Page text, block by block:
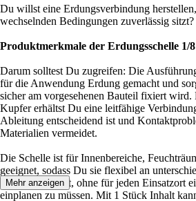
Du willst eine Erdungsverbindung
wechselnden Bedingungen zuverlässig sitzt?
Produktmerkmale der Erdungsschelle 1/
Darum solltest Du zugreifen: Die
für die Anwendung Erdung gemacht und
sicher am vorgesehenen Bauteil fixiert wird.
Kupfer erhältst Du eine leitfähige
Ableitung entscheidend ist und
Materialien vermeidet.
Die Schelle ist für Innenbereiche,
geeignet, sodass Du sie flexibel an
einsetzen kannst, ohne für jeden Einsatzort
einplanen zu müssen. Mit 1 Stück Inhalt
Mehr anzeigen